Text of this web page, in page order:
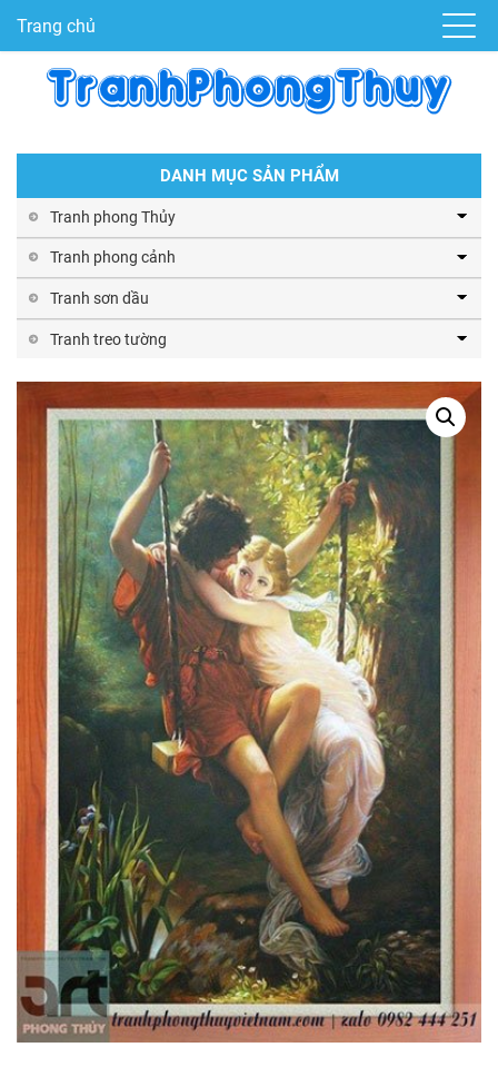
Trang chủ
DANH MỤC SẢN PHẨM
Tranh phong Thủy
Tranh phong cảnh
Tranh sơn dầu
Tranh treo tường